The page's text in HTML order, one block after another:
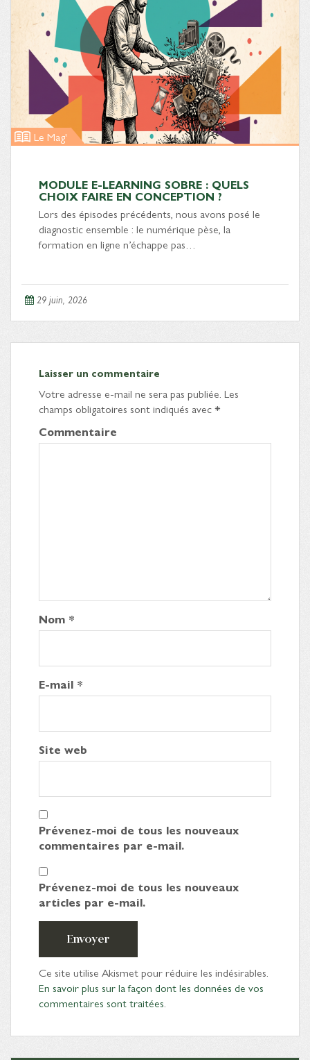
Le Mag'
MODULE E-LEARNING SOBRE : QUELS
CHOIX FAIRE EN CONCEPTION ?
Lors des épisodes précédents, nous avons posé le
diagnostic ensemble : le numérique pèse, la
formation en ligne n’échappe pas…
29 juin, 2026
Laisser un commentaire
Votre adresse e-mail ne sera pas publiée. Les
champs obligatoires sont indiqués avec*
Commentaire
Nom *
E-mail *
Site web
Prévenez-moi de tous les nouveaux
commentaires par e-mail.
Prévenez-moi de tous les nouveaux
articles par e-mail.
Envoyer
Ce site utilise Akismet pour réduire les indésirables.
En savoir plus sur la façon dont les données de vos
commentaires sont traitées.